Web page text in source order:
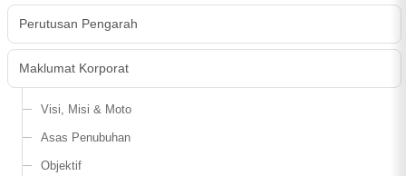
Perutusan Pengarah
Maklumat Korporat
Visi, Misi & Moto
Asas Penubuhan
Objektif